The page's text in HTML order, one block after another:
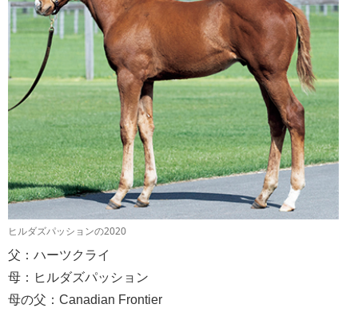
ヒルダズパッションの2020
父：ハーツクライ
母：ヒルダズパッション
母の父：Canadian Frontier